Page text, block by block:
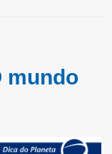
mundo